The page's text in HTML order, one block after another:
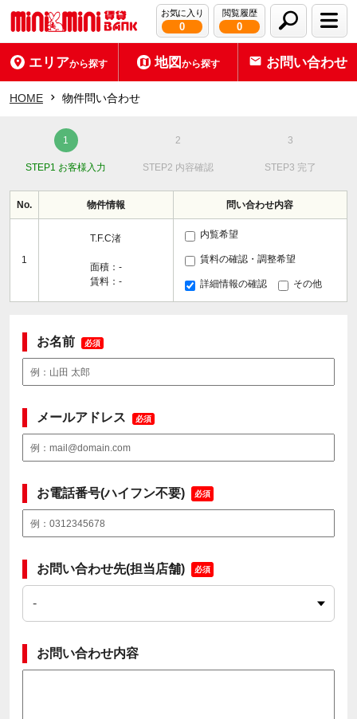
お気に入り
0
閲覧履歴
0
エリアから探す 地図から探す お問い合わせ
HOME 物件問い合わせ
STEP1 お客様入力 STEP2 内容確認 STEP3 完了
No. 物件情報 問い合わせ内容
1
T.F.C渚
面積：-
賃料：-
内覧希望
賃料の確認・調整希望
詳細情報の確認 その他
お名前 必須
メールアドレス 必須
お電話番号(ハイフン不要) 必須
お問い合わせ先(担当店舗) 必須
お問い合わせ内容